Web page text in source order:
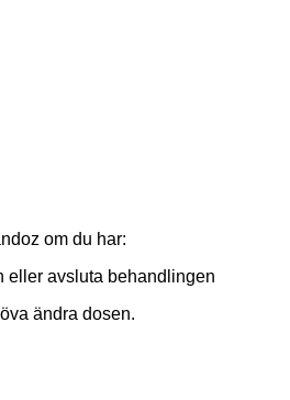
om du har:
eller avsluta behandlingen
ändra dosen.